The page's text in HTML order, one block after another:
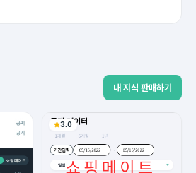
내 지식 판매하기
3.0